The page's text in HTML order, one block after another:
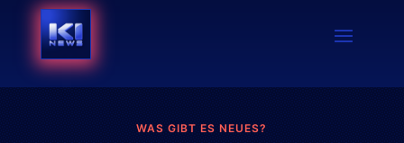
WAS GIBT ES NEUES?